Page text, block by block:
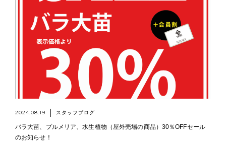
2024.08.19 スタッフブログ
バラ大苗、プルメリア、水生植物（屋外売場の商品）30％OFFセール
のお知らせ！